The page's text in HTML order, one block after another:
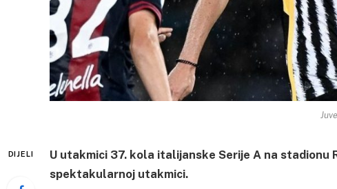
DIJELI
U utakmici 37. kola italijanske Serije A na stadionu
spektakularnoj utakmici.